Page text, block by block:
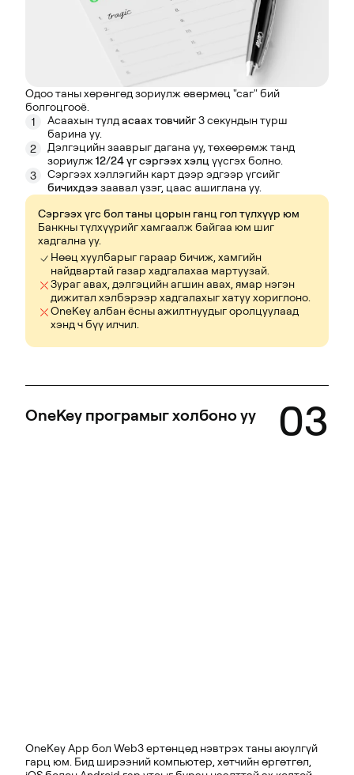
Одоо таны хөрөнгөд зориулж өвөрмөц "саг" бий
болгоцгооё.
1
Асаахын тулдасаах товчийг3 секундын турш
барина уу.
2
Дэлгэцийн зааврыг дагана уу, төхөөрөмж танд
зориулж12/24 үг сэргээх хэлцүүсгэх болно.
3
Сэргээх хэллэгийн карт дээр эдгээр үгсийг
бичихдээзаавал үзэг, цаас ашиглана уу.
Сэргээх үгс бол таны цорын ганц гол түлхүүр юм
Банкны түлхүүрийг хамгаалж байгаа юм шиг
хадгална уу.
Нөөц хуулбарыг гараар бичиж, хамгийн
найдвартай газар хадгалахаа мартуузай.
Зураг авах, дэлгэцийн агшин авах, ямар нэгэн
дижитал хэлбэрээр хадгалахыг хатуу хориглоно.
OneKey албан ёсны ажилтнуудыг оролцуулаад
хэнд ч бүү илчил.
OneKey програмыг холбоно уу 03
OneKey App бол Web3 ертөнцөд нэвтрэх таны аюулгүй
гарц юм. Бид ширээний компьютер, хөтчийн өргөтгөл,